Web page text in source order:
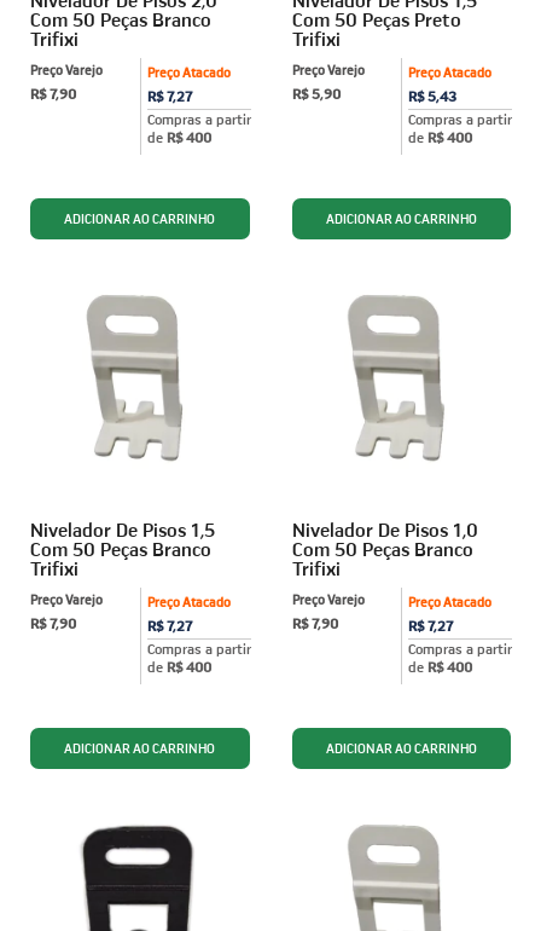
Com 50 Peças Branco
Trifixi
Preço Atacado
R$ 7,27
Compras a partir
de R$ 400
Preço Varejo
R$ 7,90
Com 50 Peças Preto
Trifixi
Preço Atacado
R$ 5,43
Compras a partir
de R$ 400
Preço Varejo
R$ 5,90
Nivelador De Pisos 1,5
Com 50 Peças Branco
Trifixi
Preço Atacado
R$ 7,27
Compras a partir
de R$ 400
Preço Varejo
R$ 7,90
Nivelador De Pisos 1,0
Com 50 Peças Branco
Trifixi
Preço Atacado
R$ 7,27
Compras a partir
de R$ 400
Preço Varejo
R$ 7,90